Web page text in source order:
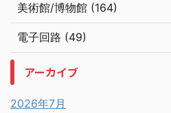
美術館/博物館 (164)
電子回路 (49)
アーカイブ
2026年7月